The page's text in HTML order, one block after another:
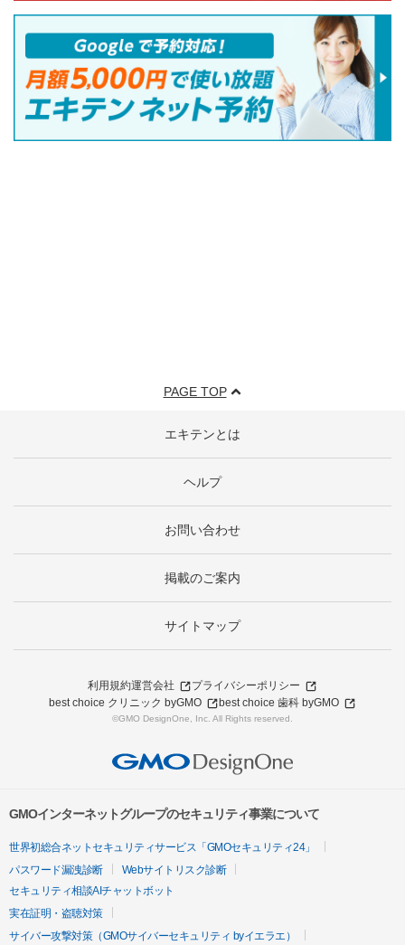
PAGE TOP
エキテンとは
ヘルプ
お問い合わせ
掲載のご案内
サイトマップ
利用規約運営会社
プライバシーポリシー
best choice クリニック byGMO
best choice 歯科 byGMO
©GMO DesignOne, Inc. All Rights reserved.
GMOインターネットグループのセキュリティ事業について
世界初総合ネットセキュリティサービス「GMOセキュリティ24」
パスワード漏洩診断
Webサイトリスク診断
セキュリティ相談AIチャットボット
実在証明・盗聴対策
サイバー攻撃対策（GMOサイバーセキュリティ byイエラエ）